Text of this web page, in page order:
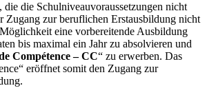
die die Schulniveauvoraussetzungen nicht
Zugang zur beruflichen Erstausbildung nicht
eine vorbereitende Ausbildung
bis maximal ein Jahr zu absolvieren und
Compétence – CC“ zu erwerben. Das
eröffnet somit den Zugang zur